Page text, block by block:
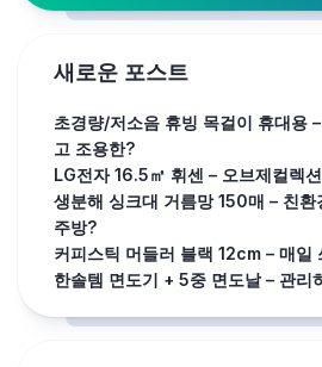
새로운 포스트
초경량/저소음 휴빙 목걸이 휴대용
고 조용한?
LG전자 16.5㎡ 휘센 – 오브제컬렉
생분해 싱크대 거름망 150매 – 친환
주방?
커피스틱 머들러 블랙 12cm – 매일
한솔템 면도기 + 5중 면도날 – 관리